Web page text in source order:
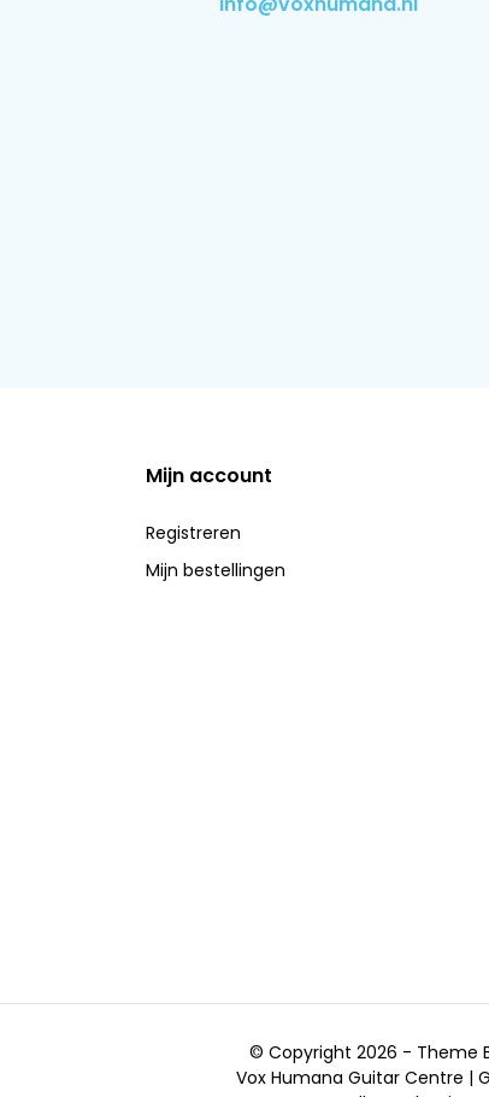
Mijn account
Registreren
Mijn bestellingen
© Copyright 2026 - Theme
Vox Humana Guitar Centre |